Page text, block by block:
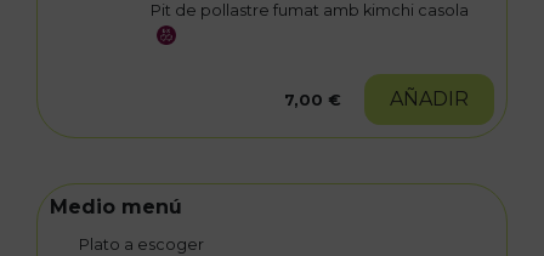
Pit de pollastre fumat amb kimchi casola
7,00 € AÑADIR
Medio menú
Plato a escoger